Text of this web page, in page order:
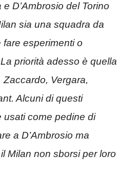
e D’Ambrosio del Torino
sia una squadra da
fare esperimenti o
priorità adesso è quella
Vergara,
Alcuni di questi
usati come pedine di
a D’Ambrosio ma
Milan non sborsi per loro